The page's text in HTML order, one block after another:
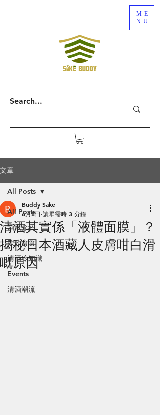
ME
NU
文章
All Posts
酒藏介紹
飲飲食食
清酒冷知識
Events
清酒潮流
All Posts
清酒其實係「液體面膜」？
揭秘日本酒藏人皮膚咁白滑
嘅原因
Buddy Sake
6月8日 讀畢需時 3 分鐘